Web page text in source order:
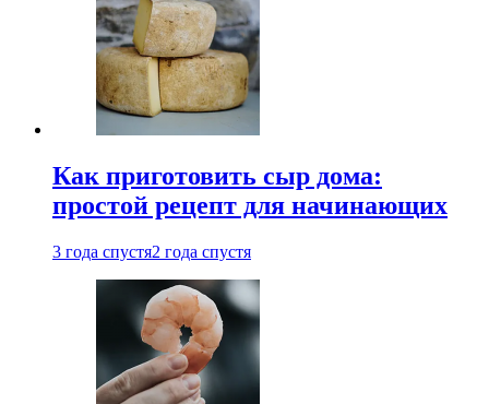
Как приготовить сыр дома:
простой рецепт для начинающих
3 года спустя2 года спустя